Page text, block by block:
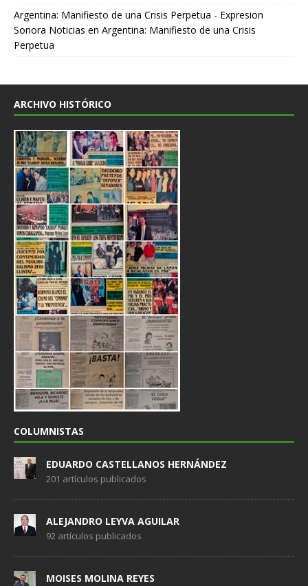
Argentina: Manifiesto de una Crisis Perpetua - Expresion
Sonora Noticias en Argentina: Manifiesto de una Crisis
Perpetua
ARCHIVO HISTÓRICO
COLUMNISTAS
EDUARDO CASTELLANOS HERNÁNDEZ
201 artículos publicados
ALEJANDRO LEYVA AGUILAR
92 artículos publicados
MOISES MOLINA REYES